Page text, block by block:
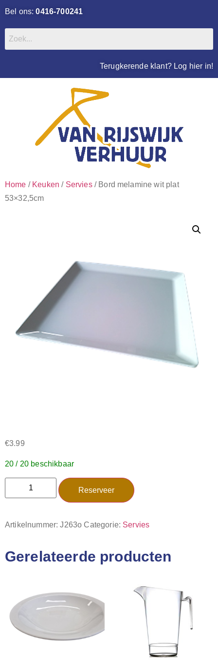
Bel ons:0416-700241
Terugkerende klant? Log hier in!
Home / Keuken / Servies/ Bord melamine wit plat
53×32,5cm
€3.99
20 / 20 beschikbaar
Reserveer
Artikelnummer:J263o Categorie: Servies
Gerelateerde producten